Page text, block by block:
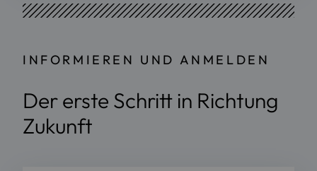
INFORMIEREN UND ANMELDEN
Der erste Schritt in Richtung
Zukunft